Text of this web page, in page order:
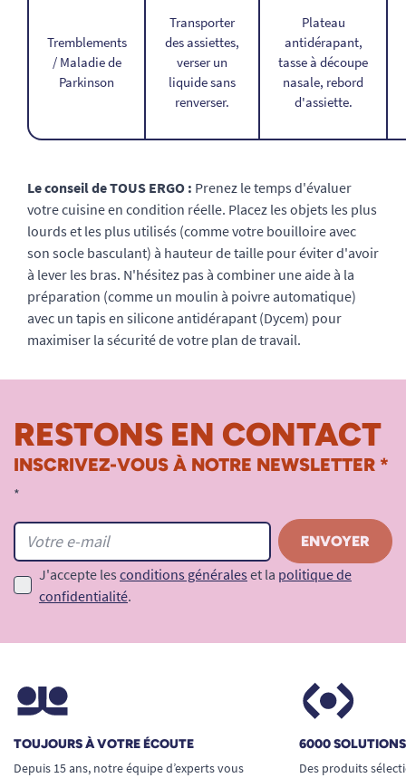
Tremblements
/ Maladie de
Parkinson
Transporter
des assiettes,
verser un
liquide sans
renverser.
Plateau
antidérapant,
tasse à découpe
nasale, rebord
d'assiette.
Le conseil de TOUS ERGO : Prenez le temps d'évaluer
votre cuisine en condition réelle. Placez les objets les plus
lourds et les plus utilisés (comme votre bouilloire avec
son socle basculant) à hauteur de taille pour éviter d'avoir
à lever les bras. N'hésitez pas à combiner une aide à la
préparation (comme un moulin à poivre automatique)
avec un tapis en silicone antidérapant (Dycem) pour
maximiser la sécurité de votre plan de travail.
RESTONS EN CONTACT
INSCRIVEZ-VOUS À NOTRE NEWSLETTER *
*
J'accepte les conditions générales et la politique de
confidentialité.
TOUJOURS À VOTRE ÉCOUTE
Depuis 15 ans, notre équipe d’experts vous
6000
Des produits